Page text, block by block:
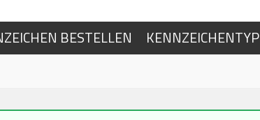
BESTELLEN KENNZEICHENTYP